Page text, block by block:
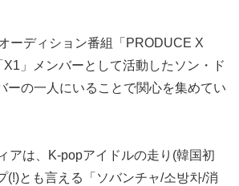
ーディション番組「PRODUCE X
」メンバーとして活動したソン・ド
ーの一人にいることで関心を集めてい
アは、K-popアイドルの走り(韓国初
(!)とも言える「ソバンチャ/소방차/消